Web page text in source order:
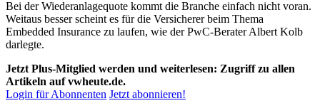
Bei der Wiederanlagequote kommt die Branche einfach nicht voran.
Weitaus besser scheint es für die Versicherer beim Thema
Embedded Insurance zu laufen, wie der PwC-Berater Albert Kolb
darlegte.
Jetzt Plus-Mitglied werden und weiterlesen: Zugriff zu allen
Artikeln auf vwheute.de.
Login für Abonnenten Jetzt abonnieren!